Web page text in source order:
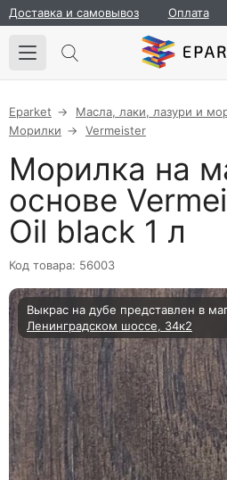
Доставка и самовывоз Оплата
Eparket Масла, лаки, лазури и
Морилки
Vermeister
Морилка на
основе
Oil black 1 л
Код товара: 56003
Выкрас на дубе представлен в
Ленинградском шоссе, 34к2